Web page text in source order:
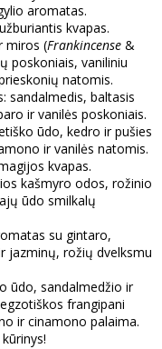
aromatas.
kvapas.
miros (Frankincense &
poskoniais, vaniliniu
natomis.
sandalmedis, baltasis
ir vanilės poskoniais.
ūdo, kedro ir pušies
ir vanilės natomis.
kvapas.
kašmyro odos, rožinio
ūdo smilkalų
su gintaro,
jazminų, rožių dvelksmu
ūdo, sandalmedžio ir
frangipani
ir cinamono palaima.